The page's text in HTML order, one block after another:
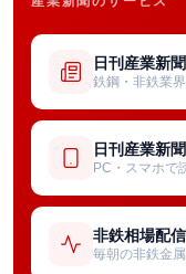
日刊産業新聞
鉄鋼・非鉄業
日刊産業新聞
PC・スマホで
非鉄相場配信
毎朝の非鉄金